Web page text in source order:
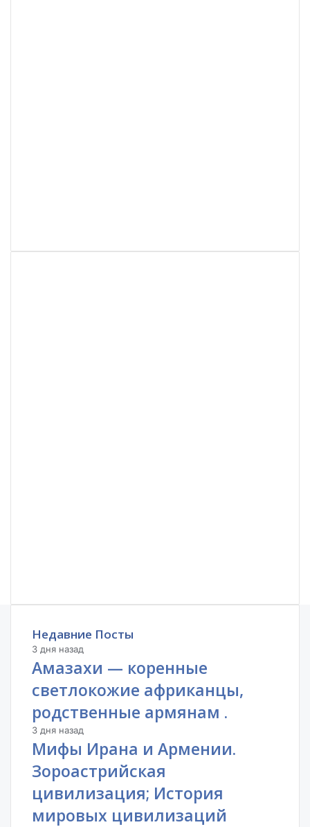
Недавние Посты
3 дня назад
Амазахи — коренные
светлокожие африканцы,
родственные армянам .
3 дня назад
Мифы Ирана и Армении.
Зороастрийская
цивилизация; История
мировых цивилизаций